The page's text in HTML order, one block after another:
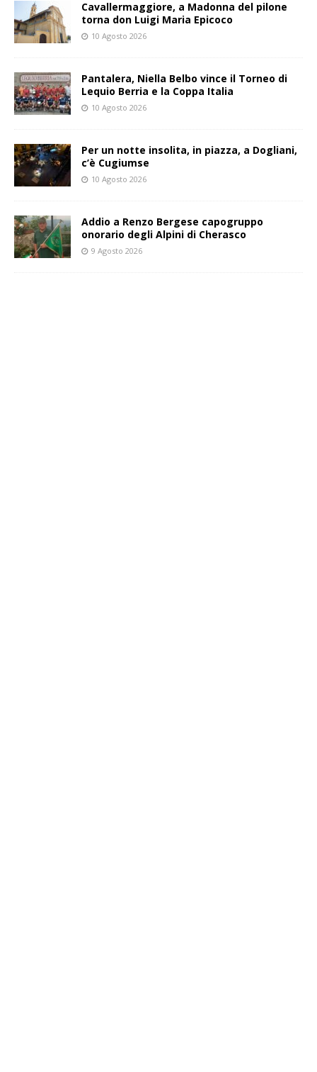
Cavallermaggiore, a Madonna del pilone
torna don Luigi Maria Epicoco
10 Agosto 2026
Pantalera, Niella Belbo vince il Torneo di
Lequio Berria e la Coppa Italia
10 Agosto 2026
Per un notte insolita, in piazza, a Dogliani,
c’è Cugiumse
10 Agosto 2026
Addio a Renzo Bergese capogruppo
onorario degli Alpini di Cherasco
9 Agosto 2026